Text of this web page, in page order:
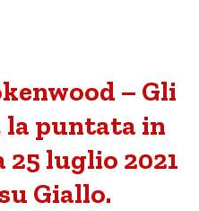
– Gli
la puntata in
25 luglio 2021
Giallo.